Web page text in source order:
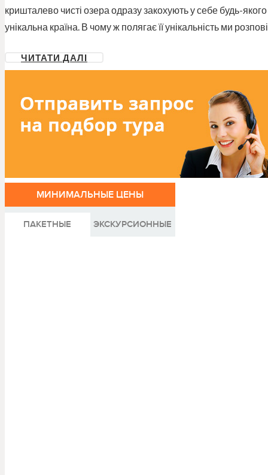
кришталево чисті озера одразу закохують у себе будь-
унікальна країна. В чому ж полягає її унікальність ми
ЧИТАТИ ДАЛІ
МИНИМАЛЬНЫЕ ЦЕНЫ
ПАКЕТНЫЕ ЭКСКУРСИОННЫЕ